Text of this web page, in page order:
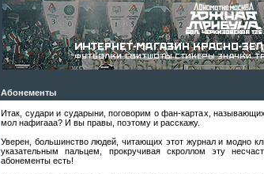
Абонементы
Итак, судари и сударыни, поговорим о фан-картах,
мол нафигааа? И вы правы, поэтому и расскажу.
Уверен, большинство людей, читающих этот журнал и модно
указательным пальцем, прокручивая скроллом эту
абонементы есть!